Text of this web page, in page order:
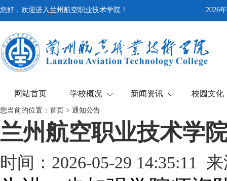
您好，欢迎进入兰州航空职业技术学院！ 2026
网站首页 学校概况 新闻资讯 校园文化
您当前的位置： 首页 > 通知公告
兰州航空职业技术学
时间：2026-05-29 14:35:11